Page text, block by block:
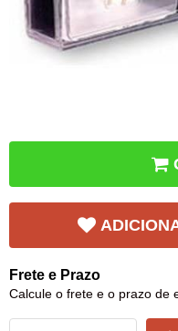
Frete e Prazo
Calcule o frete e o prazo de